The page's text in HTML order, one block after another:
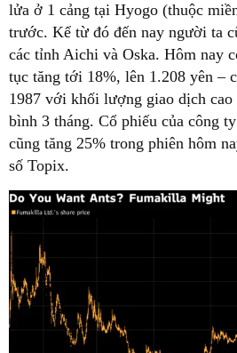
lửa ở 1 cảng tại Hyogo (thuộc
trước. Kể từ đó đến nay người ta
các tỉnh Aichi và Oska. Hôm nay
tục tăng tới 18%, lên 1.208 yên –
1987 với khối lượng giao dịch cao
bình 3 tháng. Cổ phiếu của công
cũng tăng 25% trong phiên hôm
số Topix.